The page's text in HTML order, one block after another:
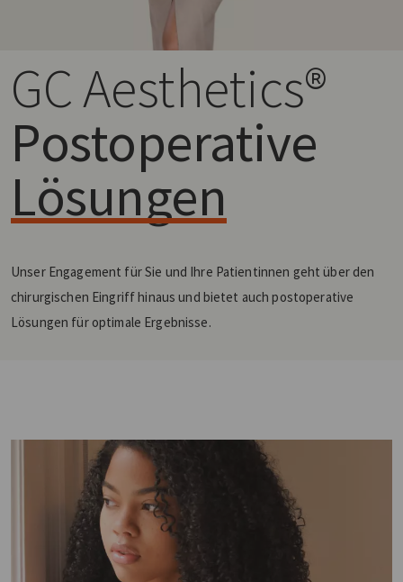
GC Aesthetics®
Postoperative
Lösungen
Unser Engagement für Sie und Ihre Patientinnen geht über den
chirurgischen Eingriff hinaus und bietet auch postoperative
Lösungen für optimale Ergebnisse.